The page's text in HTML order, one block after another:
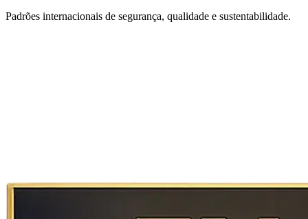
Padrões internacionais de segurança, qualidade e sustentabilidade.